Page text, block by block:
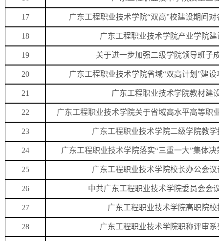
17 广东工程职业技术学院“双高”校建设期间
18 广东工程职业技术学院产业学院
19 关于进一步加强二级学院领导班子
20 广东工程职业技术学院省域“双高计划”建
21 广东工程职业技术学院教材建
22 广东工程职业技术学院关于省域高水平高等职
23 广东工程职业技术学院二级学院教
24 广东工程职业技术学院落实“三重一大”集体
25 广东工程职业技术学院校长办公会
26 中共广东工程职业技术学院委员会会
27 广东工程职业技术学院高职院
28 广东工程职业技术学院职称评审